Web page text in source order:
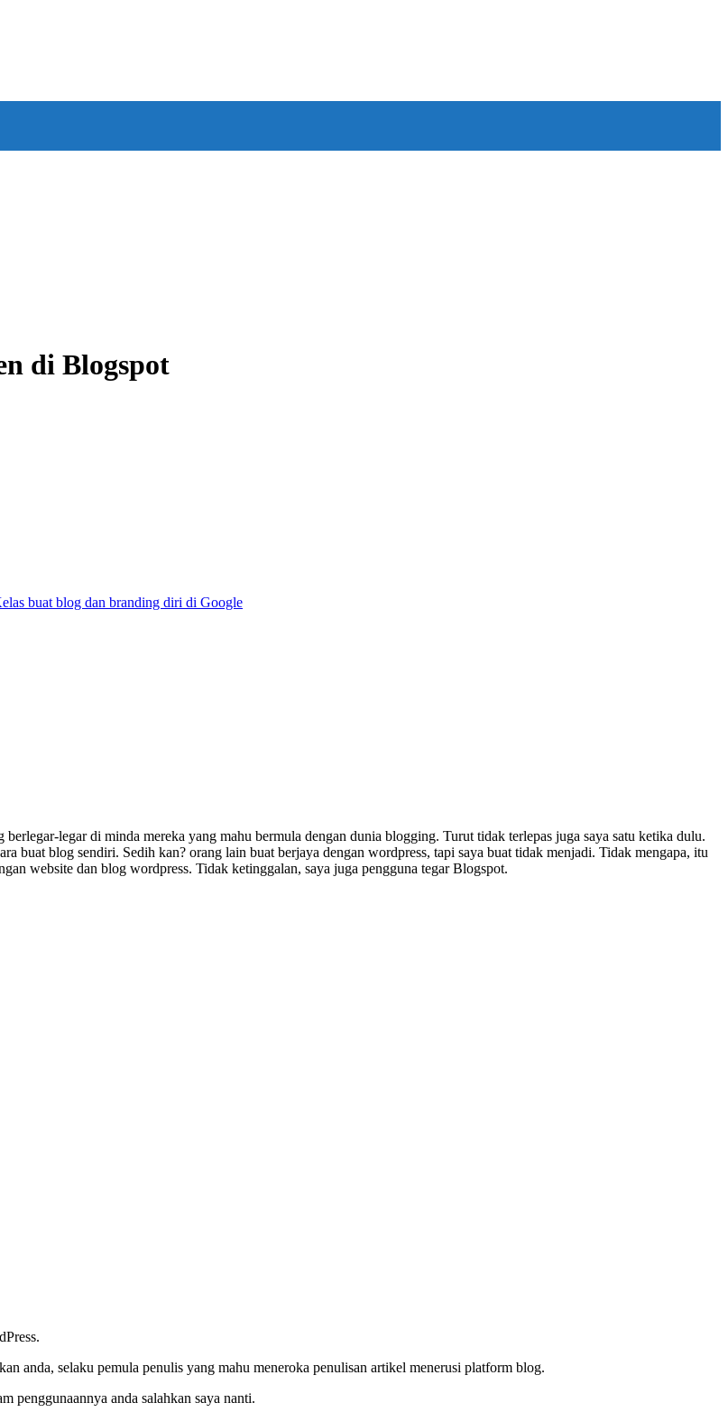
di Blogspot
buat blog dan branding diri di Google
legar di minda mereka yang mahu bermula dengan dunia blogging. Turut tidak terlepas juga saya satu ketika dulu.
buat blog sendiri. Sedih kan? orang lain buat berjaya dengan wordpress, tapi saya buat tidak menjadi. Tidak mengapa, itu
website dan blog wordpress. Tidak ketinggalan, saya juga pengguna tegar Blogspot.
anda, selaku pemula penulis yang mahu meneroka penulisan artikel menerusi platform blog.
penggunaannya anda salahkan saya nanti.